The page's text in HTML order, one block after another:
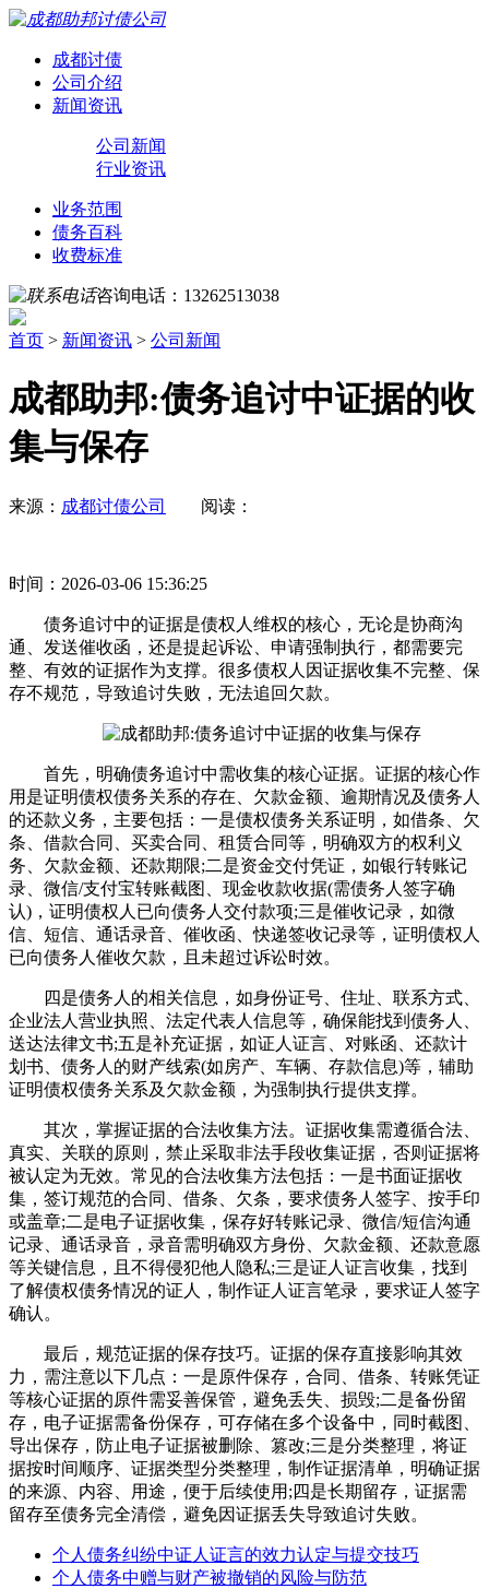
成都讨债
公司介绍
新闻资讯
公司新闻
行业资讯
业务范围
债务百科
收费标准
咨询电话： 13262513038
首页 > 新闻资讯 > 公司新闻
成都助邦:债务追讨中证据的收
集与保存
来源： 成都讨债公司 阅读：
时间：2026-03-06 15:36:25
债务追讨中的证据是债权人维权的核心，无论是协商沟
通、发送催收函，还是提起诉讼、申请强制执行，都需要完
整、有效的证据作为支撑。很多债权人因证据收集不完整、保
存不规范，导致追讨失败，无法追回欠款。
首先，明确债务追讨中需收集的核心证据。证据的核心作
用是证明债权债务关系的存在、欠款金额、逾期情况及债务人
的还款义务，主要包括：一是债权债务关系证明，如借条、欠
条、借款合同、买卖合同、租赁合同等，明确双方的权利义
务、欠款金额、还款期限;二是资金交付凭证，如银行转账记
录、微信/支付宝转账截图、现金收款收据(需债务人签字确
认)，证明债权人已向债务人交付款项;三是催收记录，如微
信、短信、通话录音、催收函、快递签收记录等，证明债权人
已向债务人催收欠款，且未超过诉讼时效。
四是债务人的相关信息，如身份证号、住址、联系方式、
企业法人营业执照、法定代表人信息等，确保能找到债务人、
送达法律文书;五是补充证据，如证人证言、对账函、还款计
划书、债务人的财产线索(如房产、车辆、存款信息)等，辅助
证明债权债务关系及欠款金额，为强制执行提供支撑。
其次，掌握证据的合法收集方法。证据收集需遵循合法、
真实、关联的原则，禁止采取非法手段收集证据，否则证据将
被认定为无效。常见的合法收集方法包括：一是书面证据收
集，签订规范的合同、借条、欠条，要求债务人签字、按手印
或盖章;二是电子证据收集，保存好转账记录、微信/短信沟通
记录、通话录音，录音需明确双方身份、欠款金额、还款意愿
等关键信息，且不得侵犯他人隐私;三是证人证言收集，找到
了解债权债务情况的证人，制作证人证言笔录，要求证人签字
确认。
最后，规范证据的保存技巧。证据的保存直接影响其效
力，需注意以下几点：一是原件保存，合同、借条、转账凭证
等核心证据的原件需妥善保管，避免丢失、损毁;二是备份留
存，电子证据需备份保存，可存储在多个设备中，同时截图、
导出保存，防止电子证据被删除、篡改;三是分类整理，将证
据按时间顺序、证据类型分类整理，制作证据清单，明确证据
的来源、内容、用途，便于后续使用;四是长期留存，证据需
留存至债务完全清偿，避免因证据丢失导致追讨失败。
个人债务纠纷中证人证言的效力认定与提交技巧
个人债务中赠与财产被撤销的风险与防范